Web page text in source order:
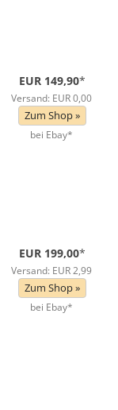
EUR 149,90*
Versand: EUR 0,00
Zum Shop »
bei Ebay*
EUR 199,00*
Versand: EUR 2,99
Zum Shop »
bei Ebay*